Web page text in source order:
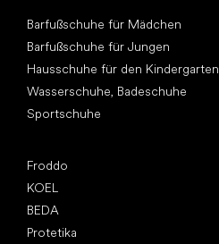
Barfußschuhe für Mädchen
Barfußschuhe für Jungen
Hausschuhe für den Kindergarten
Wasserschuhe, Badeschuhe
Sportschuhe
Froddo
KOEL
BEDA
Protetika